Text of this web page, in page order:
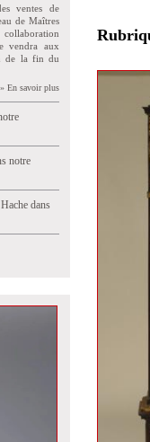
ventes de
de Maîtres
collaboration
vendra aux
de la fin du
» En savoir plus
notre
dans